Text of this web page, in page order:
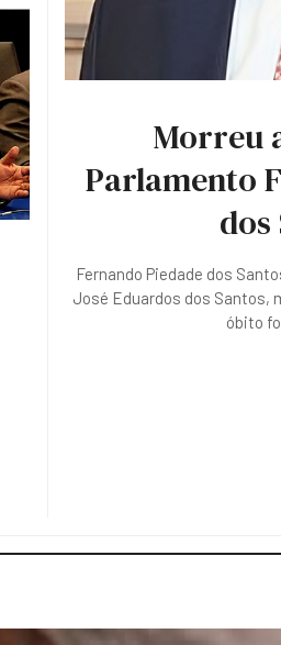
Morreu
Parlamento
dos
Fernando Piedade dos
José Eduardos dos Santos,
óbito